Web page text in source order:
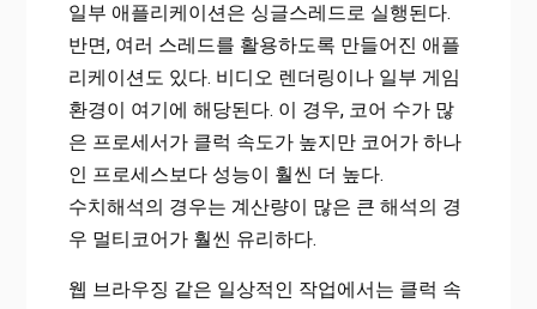
일부 애플리케이션은 싱글스레드로 실행된다.
반면, 여러 스레드를 활용하도록 만들어진 애플
리케이션도 있다. 비디오 렌더링이나 일부 게임
환경이 여기에 해당된다. 이 경우, 코어 수가 많
은 프로세서가 클럭 속도가 높지만 코어가 하나
인 프로세스보다 성능이 훨씬 더 높다.
수치해석의 경우는 계산량이 많은 큰 해석의 경
우 멀티코어가 훨씬 유리하다.
웹 브라우징 같은 일상적인 작업에서는 클럭 속